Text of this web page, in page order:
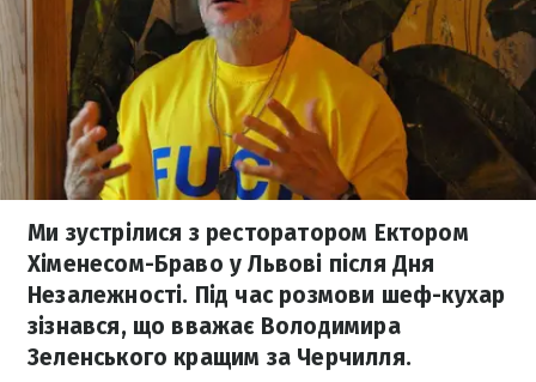
Ми зустрілися з ресторатором Ектором
Хіменесом-Браво у Львові після Дня
Незалежності. Під час розмови шеф-кухар
зізнався, що вважає Володимира
Зеленського кращим за Черчилля.